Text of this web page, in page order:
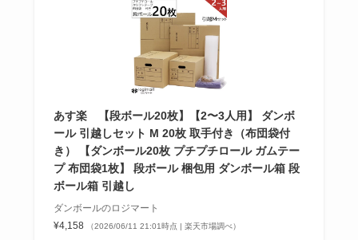
あす楽 【段ボール20枚】【2〜3人用】 ダンボ
ール 引越しセット M 20枚 取手付き（布団袋付
き） 【ダンボール20枚 プチプチロール ガムテー
プ 布団袋1枚】 段ボール 梱包用 ダンボール箱 段
ボール箱 引越し
ダンボールのロジマート
¥4,158
（2026/06/11 21:01時点 | 楽天市場調べ）